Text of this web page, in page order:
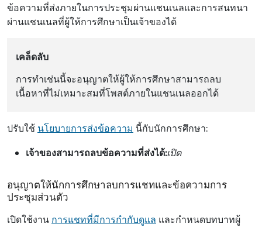
ข้อความที่ส่งภายในการประชุมผ่านแชนเนลและการสนทนา
ผ่านแชนเนลที่ผู้ให้การศึกษาเป็นเจ้าของได้
เคล็ดลับ
การทำเช่นนี้จะอนุญาตให้ผู้ให้การศึกษาสามารถลบ
เนื้อหาที่ไม่เหมาะสมที่โพสต์ภายในแชนเนลออกได้
ปรับใช้ นโยบายการส่งข้อความ นี้กับนักการศึกษา:
เจ้าของสามารถลบข้อความที่ส่งได้:เปิด
อนุญาตให้นักการศึกษาลบการแชทและข้อความการ
ประชุมส่วนตัว
เปิดใช้งาน การแชทที่มีการกํากับดูแล และกําหนดบทบาทผู้